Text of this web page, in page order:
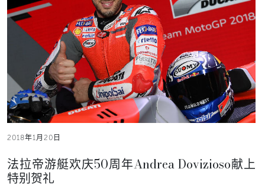
2018年1月20日
法拉帝游艇欢庆50周年Andrea Dovizioso献上
特别贺礼